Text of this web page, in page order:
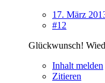
17. März
#12
Glückwunsch!
Inhalt melden
Zitieren